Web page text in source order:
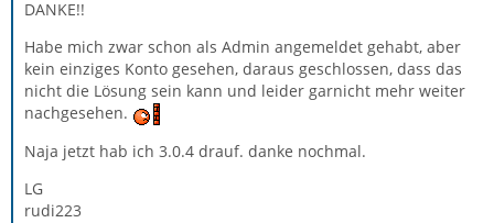
DANKE!!
Habe mich zwar schon als Admin angemeldet gehabt, aber
kein einziges Konto gesehen, daraus geschlossen, dass das
nicht die Lösung sein kann und leider garnicht mehr weiter
nachgesehen.
Naja jetzt hab ich 3.0.4 drauf. danke nochmal.
LG
rudi223